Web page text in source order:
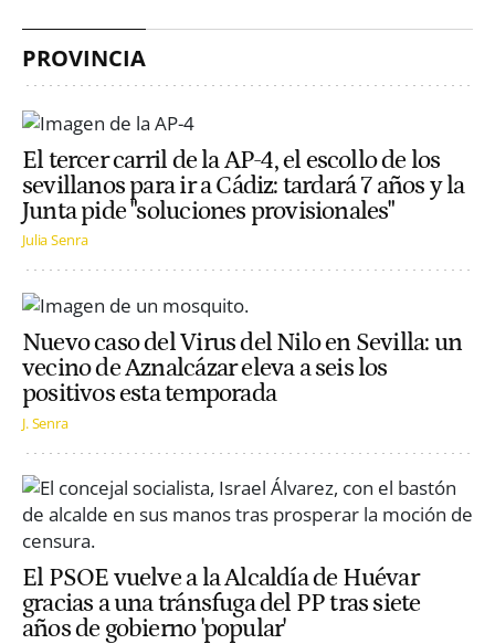
PROVINCIA
El tercer carril de la AP-4, el escollo de los
sevillanos para ir a Cádiz: tardará 7 años y la
Junta pide "soluciones provisionales"
Julia Senra
Nuevo caso del Virus del Nilo en Sevilla: un
vecino de Aznalcázar eleva a seis los
positivos esta temporada
J. Senra
El PSOE vuelve a la Alcaldía de Huévar
gracias a una tránsfuga del PP tras siete
años de gobierno 'popular'